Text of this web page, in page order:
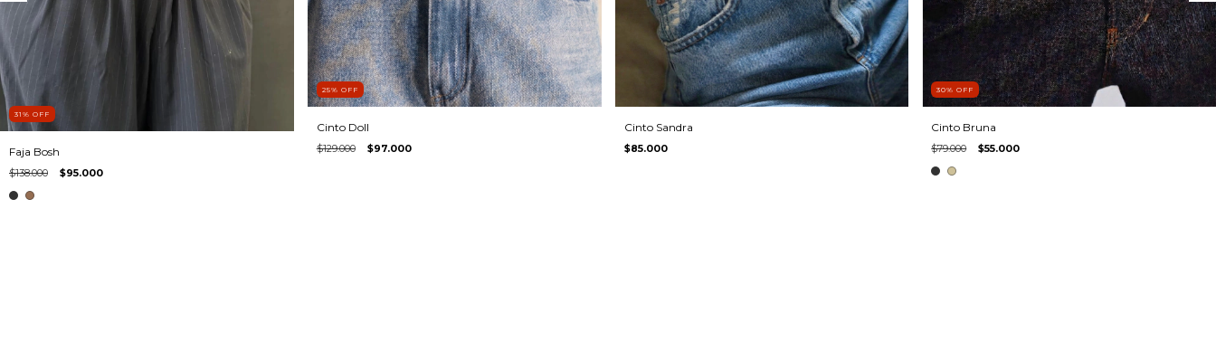
31 % OFF
Faja Bosh
$138.000 $95.000
25% OFF
Cinto Doll
$129.000 $97.000
Cinto Sandra
$85.000
30%OFF
Cinto Bruna
$79.000 $55.000